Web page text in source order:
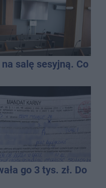
salę sesyjną. Co
go 3 tys. zł. Do